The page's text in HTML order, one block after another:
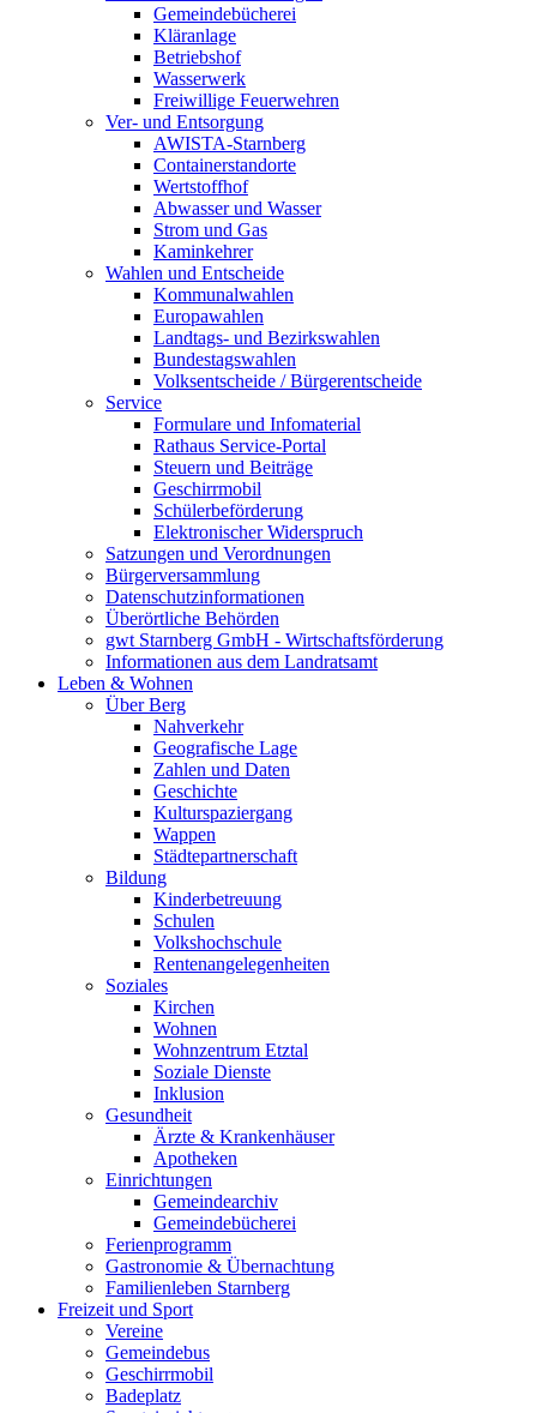
Gemeindebücherei
Kläranlage
Betriebshof
Wasserwerk
Freiwillige Feuerwehren
Ver- und Entsorgung
AWISTA-Starnberg
Containerstandorte
Wertstoffhof
Abwasser und Wasser
Strom und Gas
Kaminkehrer
Wahlen und Entscheide
Kommunalwahlen
Europawahlen
Landtags- und Bezirkswahlen
Bundestagswahlen
Volksentscheide / Bürgerentscheide
Service
Formulare und Infomaterial
Rathaus Service-Portal
Steuern und Beiträge
Geschirrmobil
Schülerbeförderung
Elektronischer Widerspruch
Satzungen und Verordnungen
Bürgerversammlung
Datenschutzinformationen
Überörtliche Behörden
gwt Starnberg GmbH - Wirtschaftsförderung
Informationen aus dem Landratsamt
Leben & Wohnen
Über Berg
Nahverkehr
Geografische Lage
Zahlen und Daten
Geschichte
Kulturspaziergang
Wappen
Städtepartnerschaft
Bildung
Kinderbetreuung
Schulen
Volkshochschule
Rentenangelegenheiten
Soziales
Kirchen
Wohnen
Wohnzentrum Etztal
Soziale Dienste
Inklusion
Gesundheit
Ärzte & Krankenhäuser
Apotheken
Einrichtungen
Gemeindearchiv
Gemeindebücherei
Ferienprogramm
Gastronomie & Übernachtung
Familienleben Starnberg
Freizeit und Sport
Vereine
Gemeindebus
Geschirrmobil
Badeplatz